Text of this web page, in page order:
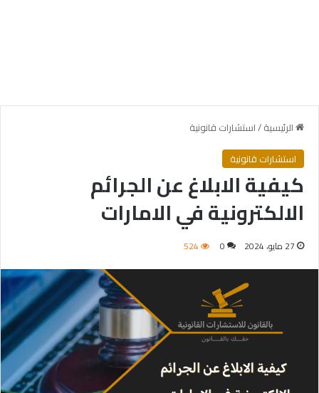
الرئيسية/استشارات قانونية
استشارات قانونية
كيفية الابلاغ عن الجرائم
الالكترونية في الامارات
27 مايو، 2024 0
524